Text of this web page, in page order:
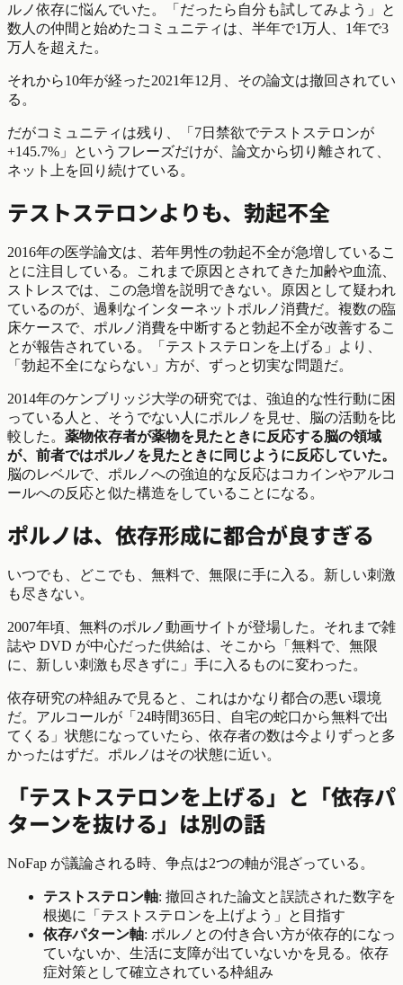
ルノ依存に悩んでいた。「だったら自分も試してみよう」と
数人の仲間と始めたコミュニティは、半年で1万人、1年で3
万人を超えた。
それから10年が経った2021年12月、その論文は撤回されてい
る。
だがコミュニティは残り、「7日禁欲でテストステロンが
+145.7%」というフレーズだけが、論文から切り離されて、
ネット上を回り続けている。
テストステロンよりも、勃起不全
2016年の医学論文は、若年男性の勃起不全が急増しているこ
とに注目している。これまで原因とされてきた加齢や血流、
ストレスでは、この急増を説明できない。原因として疑われ
ているのが、過剰なインターネットポルノ消費だ。複数の臨
床ケースで、ポルノ消費を中断すると勃起不全が改善するこ
とが報告されている。「テストステロンを上げる」より、
「勃起不全にならない」方が、ずっと切実な問題だ。
2014年のケンブリッジ大学の研究では、強迫的な性行動に困
っている人と、そうでない人にポルノを見せ、脳の活動を比
較した。 薬物依存者が薬物を見たときに反応する脳の領域
が、前者ではポルノを見たときに同じように反応していた。
脳のレベルで、ポルノへの強迫的な反応はコカインやアルコ
ールへの反応と似た構造をしていることになる。
ポルノは、依存形成に都合が良すぎる
いつでも、どこでも、無料で、無限に手に入る。新しい刺激
も尽きない。
2007年頃、無料のポルノ動画サイトが登場した。それまで雑
誌や DVD が中心だった供給は、そこから「無料で、無限
に、新しい刺激も尽きずに」手に入るものに変わった。
依存研究の枠組みで見ると、これはかなり都合の悪い環境
だ。アルコールが「24時間365日、自宅の蛇口から無料で出
てくる」状態になっていたら、依存者の数は今よりずっと多
かったはずだ。ポルノはその状態に近い。
「テストステロンを上げる」と「依存パ
ターンを抜ける」は別の話
NoFap が議論される時、争点は2つの軸が混ざっている。
テストステロン軸: 撤回された論文と誤読された数字を
根拠に「テストステロンを上げよう」と目指す
依存パターン軸: ポルノとの付き合い方が依存的になっ
ていないか、生活に支障が出ていないかを見る。依存
症対策として確立されている枠組み